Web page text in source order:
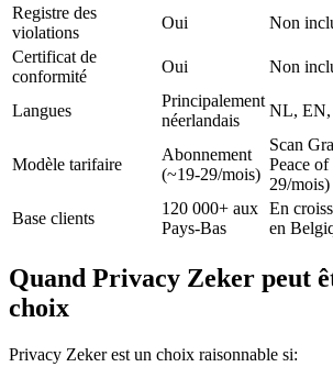
Registre des
violations
Oui
Non
Certificat de
conformité
Oui Non
Langues
Principalement
néerlandais
NL, EN,
Modèle tarifaire
Abonnement
(~19-29/mois)
Scan
Peace
29/mois)
Base clients
120 000+ aux
Pays-Bas
En
en
Quand Privacy Zeker peut
choix
Privacy Zeker est un choix raisonnable si: